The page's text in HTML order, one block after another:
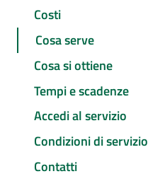
Costi
Cosa serve
Cosa si ottiene
Tempi e scadenze
Accedi al servizio
Condizioni di servizio
Contatti